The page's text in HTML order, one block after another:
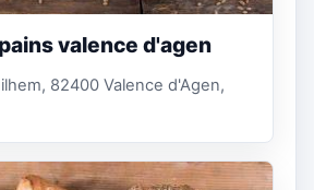
valence d'agen
82400 Valence d'Agen,